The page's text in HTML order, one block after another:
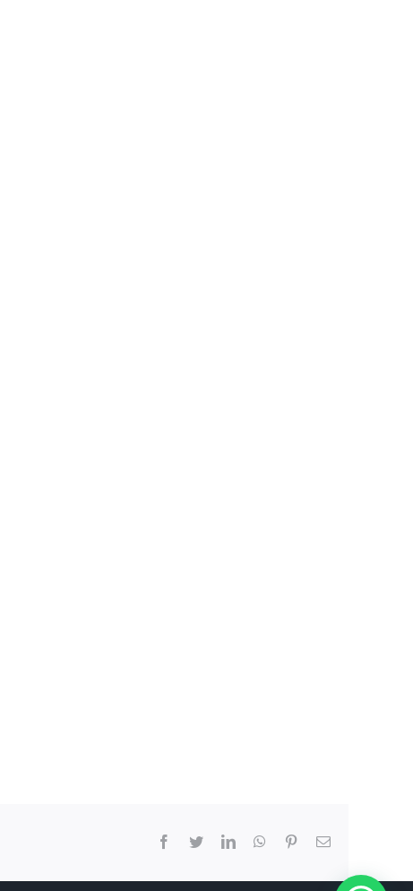
Facebook
TwitterLinkedIn
WhatsApp
Pinterest
Correo